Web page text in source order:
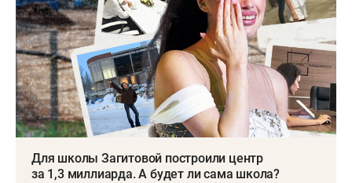
Для школы Загитовой построили центр
за 1,3 миллиарда. А будет ли сама школа?